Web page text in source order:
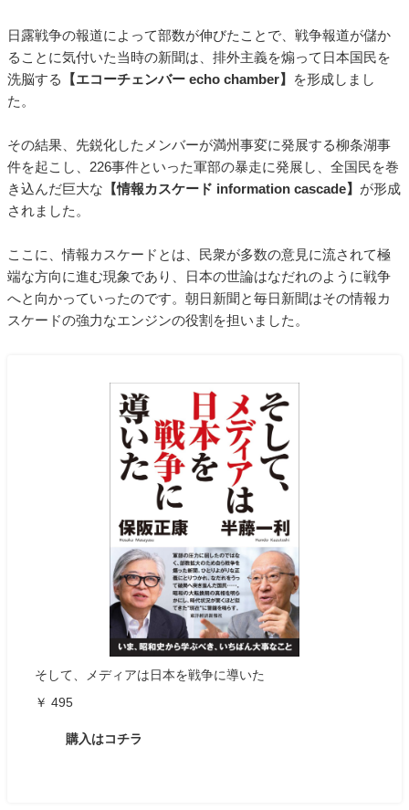
日露戦争の報道によって部数が伸びたことで、戦争報道が儲か
ることに気付いた当時の新聞は、排外主義を煽って日本国民を
洗脳する
【エコーチェンバー echo chamber】
を形成しまし
た。
その結果、先鋭化したメンバーが満州事変に発展する柳条湖事
件を起こし、226事件といった軍部の暴走に発展し、全国民を巻
き込んだ巨大な 【情報カスケード information cascade】 が形成
されました。
ここに、情報カスケードとは、民衆が多数の意見に流されて極
端な方向に進む現象であり、日本の世論はなだれのように戦争
へと向かっていったのです。朝日新聞と毎日新聞はその情報カ
スケードの強力なエンジンの役割を担いました。
そして、メディアは日本を戦争に導いた
￥ 495
購入はコチラ